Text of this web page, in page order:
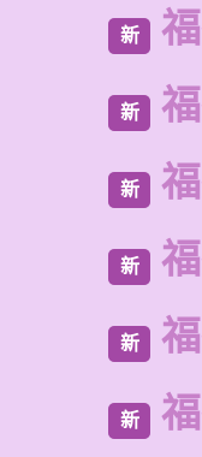
新
新
新
新
新
新